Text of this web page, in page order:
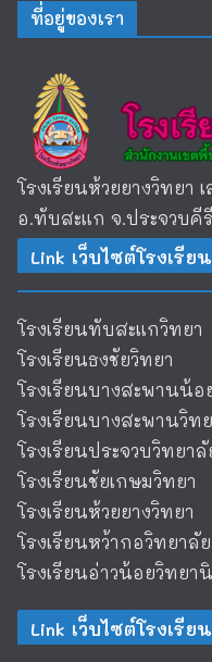
ที่อยู่ของเรา
โรงเรียนห้วยยางวิทยา
อ.ทับสะแก จ.ประจวบคี
Link เว็บไซต์โรงเรีย
โรงเรียนทับสะแกวิทยา
โรงเรียนธงชัยวิทยา
โรงเรียนบางสะพานน้อ
โรงเรียนบางสะพานวิท
โรงเรียนประจวบวิทยาลั
โรงเรียนชัยเกษมวิทยา
โรงเรียนห้วยยางวิทยา
โรงเรียนหว้ากอวิทยาลัย
โรงเรียนอ่าวน้อยวิทยา
Link เว็บไซต์โรงเรีย